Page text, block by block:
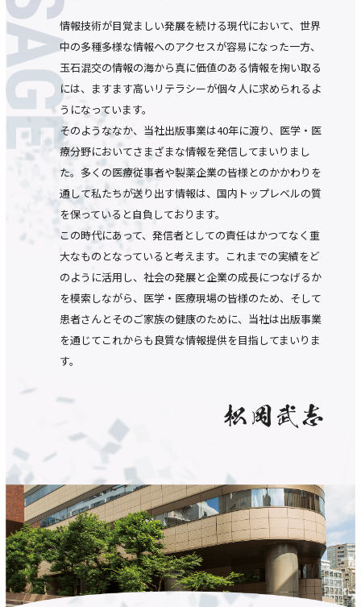
情報技術が目覚ましい発展を続ける現代において、世界
中の多種多様な情報へのアクセスが容易になった一方、
玉石混交の情報の海から真に価値のある情報を掬い取る
には、ますます高いリテラシーが個々人に求められるよ
うになっています。
そのようななか、当社出版事業は40年に渡り、医学・医
療分野においてさまざまな情報を発信してまいりまし
た。多くの医療従事者や製薬企業の皆様とのかかわりを
通して私たちが送り出す情報は、国内トップレベルの質
を保っていると自負しております。
この時代にあって、発信者としての責任はかつてなく重
大なものとなっていると考えます。これまでの実績をど
のように活用し、社会の発展と企業の成長につなげるか
を模索しながら、医学・医療現場の皆様のため、そして
患者さんとそのご家族の健康のために、当社は出版事業
を通じてこれからも良質な情報提供を目指してまいりま
す。